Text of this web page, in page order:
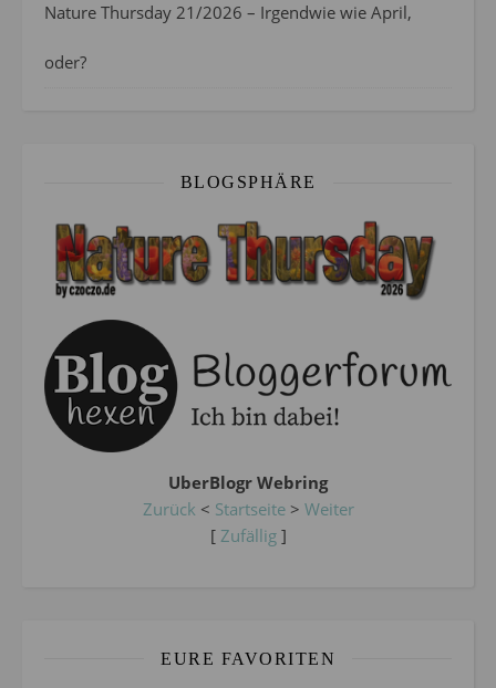
Nature Thursday 21/2026 – Irgendwie wie April,
oder?
BLOGSPHÄRE
UberBlogr Webring
Zurück < Startseite> Weiter
[ Zufällig]
EURE FAVORITEN